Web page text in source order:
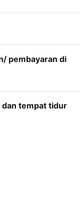
pembayaran di
tempat tidur